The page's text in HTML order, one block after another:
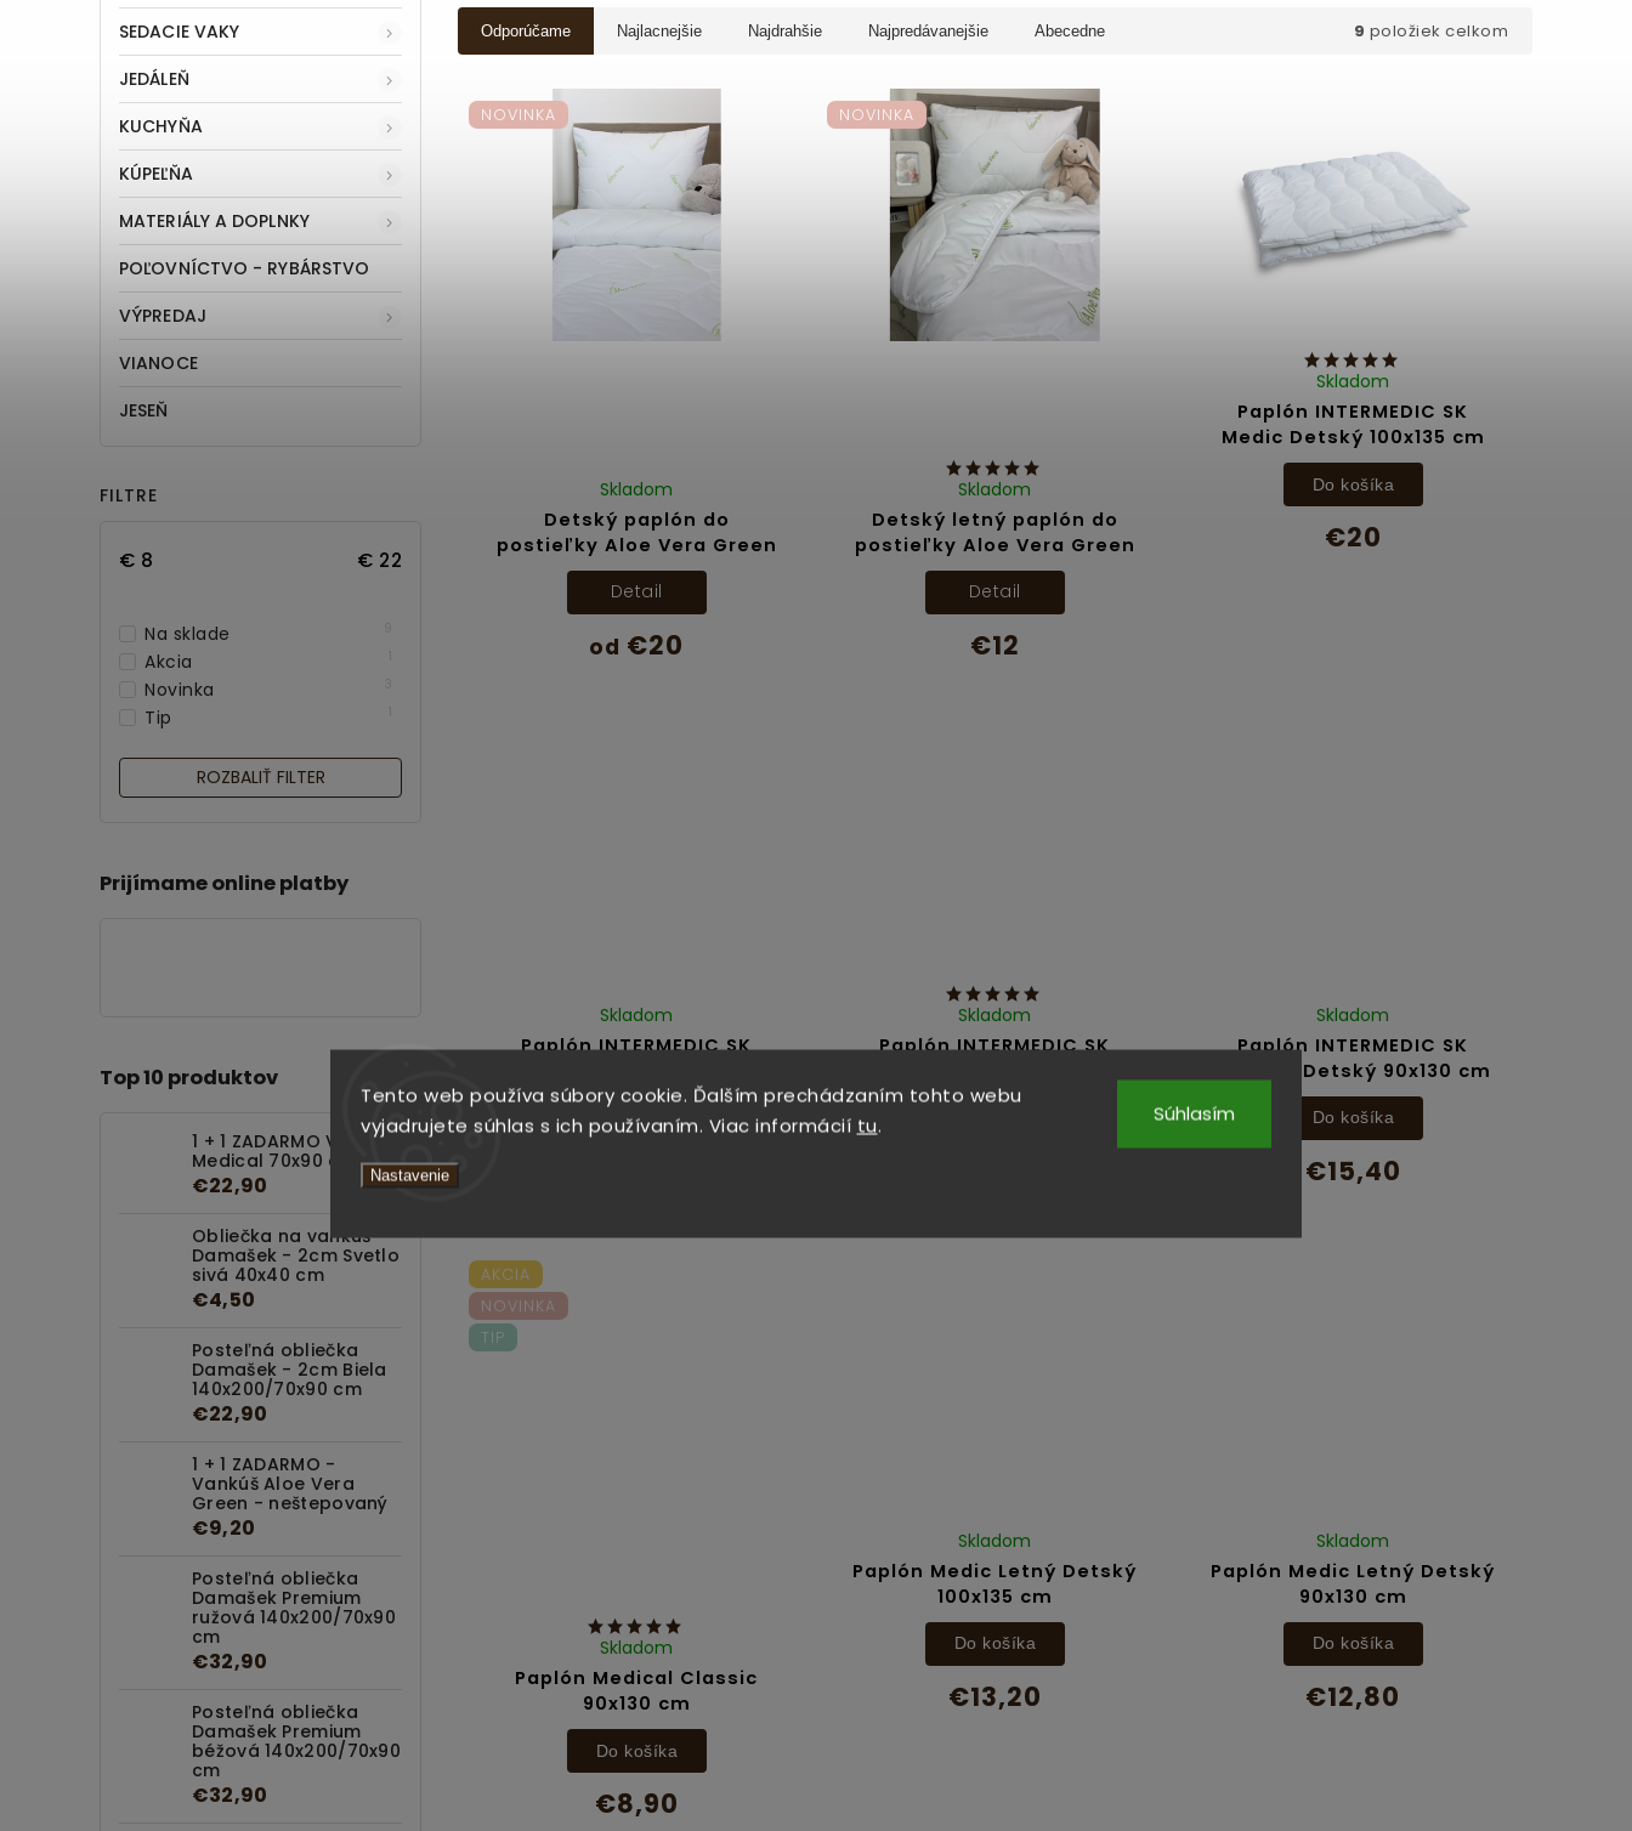
Tento web používa súbory cookie. Ďalším prechádzaním tohto webu
vyjadrujete súhlas s ich používaním. Viac informácií tu.
Nastavenie
Súhlasím
SEDACIE VAKY
JEDÁLEŇ
KUCHYŇA
KÚPEĽŇA
MATERIÁLY A DOPLNKY
POĽOVNÍCTVO - RYBÁRSTVO
VÝPREDAJ
VIANOCE
JESEŇ
FILTRE
€ 8 € 22
Na sklade
Akcia
Novinka
Tip
ROZBALIŤ FILTER
Prijímame online platby
Top 10 produktov
1 + 1 ZADARMO Vankúš
Medical 70x90 cm
€22,90
Obliečka na vankúš
Damašek - 2cm Svetlo
sivá 40x40 cm
€4,50
Posteľná obliečka
Damašek - 2cm Biela
140x200/70x90 cm
€22,90
1 + 1 ZADARMO -
Vankúš Aloe Vera
Green - neštepovaný
€9,20
Posteľná obliečka
Damašek Premium
ružová 140x200/70x90
cm
€32,90
Posteľná obliečka
Damašek Premium
béžová 140x200/70x90
cm
€32,90
Odporúčame Najlacnejšie Najdrahšie Najpredávanejšie Abecedne 9 položiek celkom
NOVINKA
Detský paplón do
postieľky Aloe Vera Green
Skladom
od €20
Detail
NOVINKA
Detský letný paplón do
postieľky Aloe Vera Green
Skladom
€12
Detail
Paplón INTERMEDIC SK
Medic Detský 100x135 cm
Skladom
€20
Do košíka
Paplón INTERMEDIC SK
Skladom
Do košíka
Paplón INTERMEDIC SK
Skladom
Paplón INTERMEDIC SK
Medical Detský 90x130 cm
Skladom
€15,40
Do košíka
AKCIA
NOVINKA
TIP
Paplón Medical Classic
90x130 cm
Skladom
€8,90
Do košíka
Paplón Medic Letný Detský
100x135 cm
Skladom
€13,20
Do košíka
Paplón Medic Letný Detský
90x130 cm
Skladom
€12,80
Do košíka